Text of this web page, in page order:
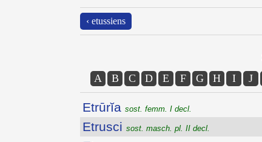
‹ etussiens
A B C D E F G H I J
Etrūrĭa sost. femm. I decl.
Etrusci sost. masch. pl. II decl.